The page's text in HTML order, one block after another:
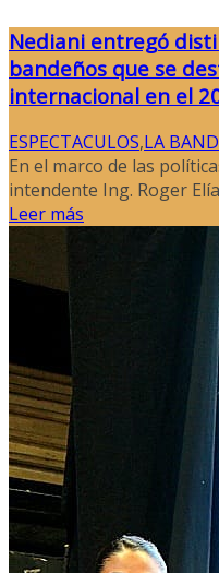
Nediani entregó
bandeños que se
internacional en el
ESPECTACULOS,LA
En el marco de las
intendente Ing. Roger
Leer más